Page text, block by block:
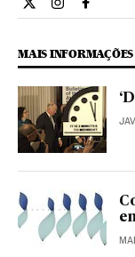
Opiniao El País
Opiniao El
Opiniao
MAIS INFORMAÇÕES